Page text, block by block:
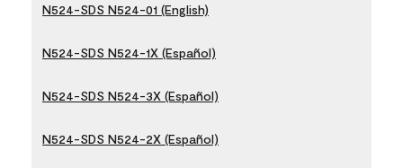
N524-SDS N524-01 (English)
N524-SDS N524-1X (Español)
N524-SDS N524-3X (Español)
N524-SDS N524-2X (Español)